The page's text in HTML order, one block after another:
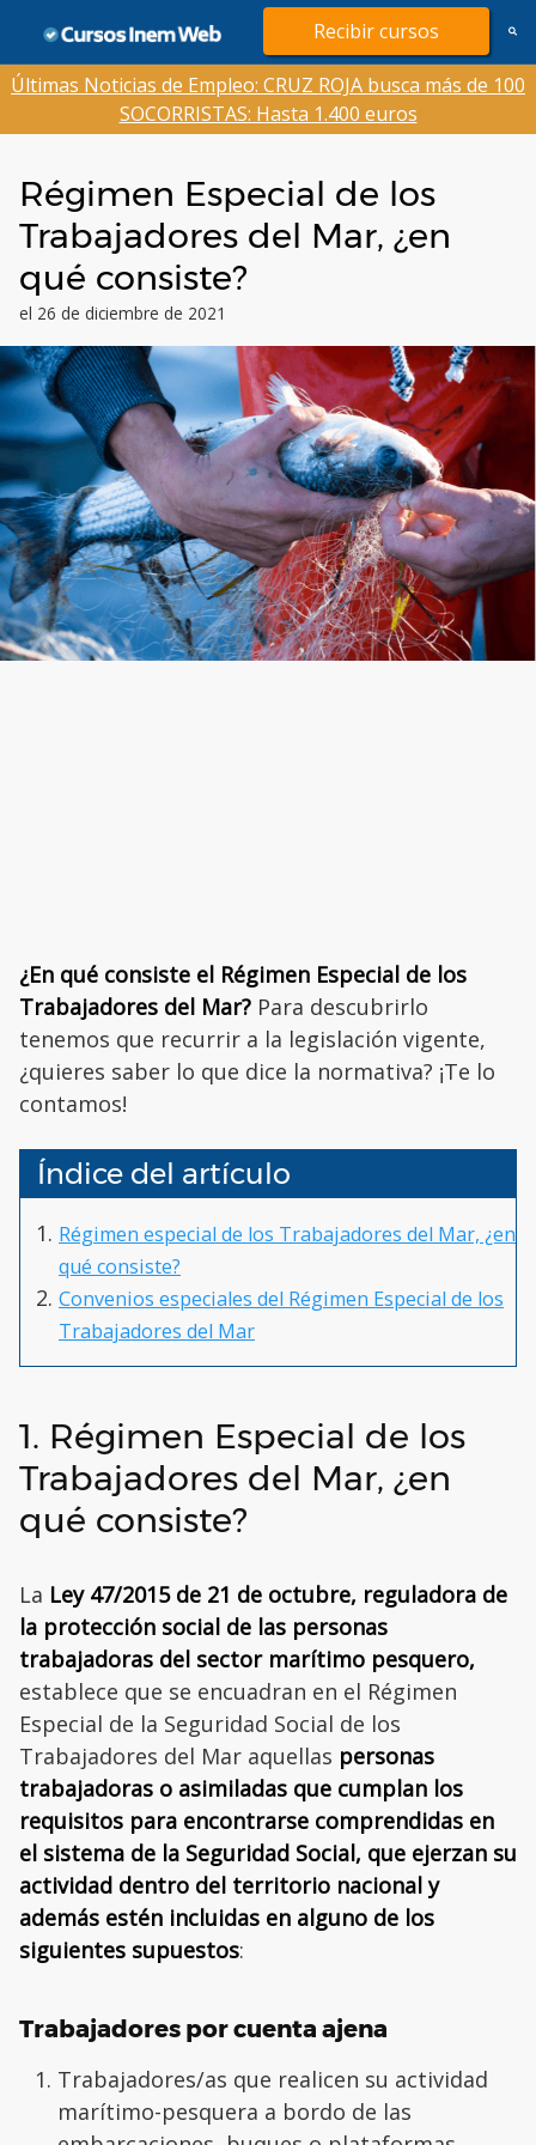
contenido
Recibir cursos
Últimas Noticias de Empleo: CRUZ ROJA busca más de 100
SOCORRISTAS: Hasta 1.400 euros
Régimen Especial de los
Trabajadores del Mar, ¿en
qué consiste?
el 26 de diciembre de 2021
¿En qué consiste el Régimen Especial de los
Trabajadores del Mar? Para descubrirlo
tenemos que recurrir a la legislación vigente,
¿quieres saber lo que dice la normativa? ¡Te lo
contamos!
Índice del artículo
Régimen especial de los Trabajadores del Mar, ¿en
qué consiste?
Convenios especiales del Régimen Especial de los
Trabajadores del Mar
1. Régimen Especial de los
Trabajadores del Mar, ¿en
qué consiste?
La Ley 47/2015 de 21 de octubre, reguladora de
la protección social de las personas
trabajadoras del sector marítimo pesquero,
establece que se encuadran en el Régimen
Especial de la Seguridad Social de los
Trabajadores del Mar aquellas personas
trabajadoras o asimiladas que cumplan los
requisitos para encontrarse comprendidas en
el sistema de la Seguridad Social, que ejerzan su
actividad dentro del territorio nacional y
además estén incluidas en alguno de los
siguientes supuestos:
Trabajadores por cuenta ajena
Trabajadores/as que realicen su actividad
marítimo-pesquera a bordo de las